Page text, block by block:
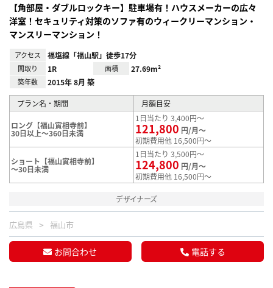
【角部屋・ダブルロックキー】駐車場有！ハウスメーカーの広々
洋室！セキュリティ対策のソファ有のウィークリーマンション・
マンスリーマンション！
アクセス 福塩線「福山駅」徒歩17分
間取り 1R 面積 27.69m²
築年数 2015年 8月 築
プラン名・期間 月額目安
ロング【福山實相寺前】
30日以上～360日未満
1日当たり 3,400円～
121,800 円/月～
初期費用他 16,500円～
ショート【福山實相寺前】
～30日未満
1日当たり 3,500円～
124,800 円/月～
初期費用他 16,500円～
デザイナーズ
広島県 福山市
お問合わせ 電話する